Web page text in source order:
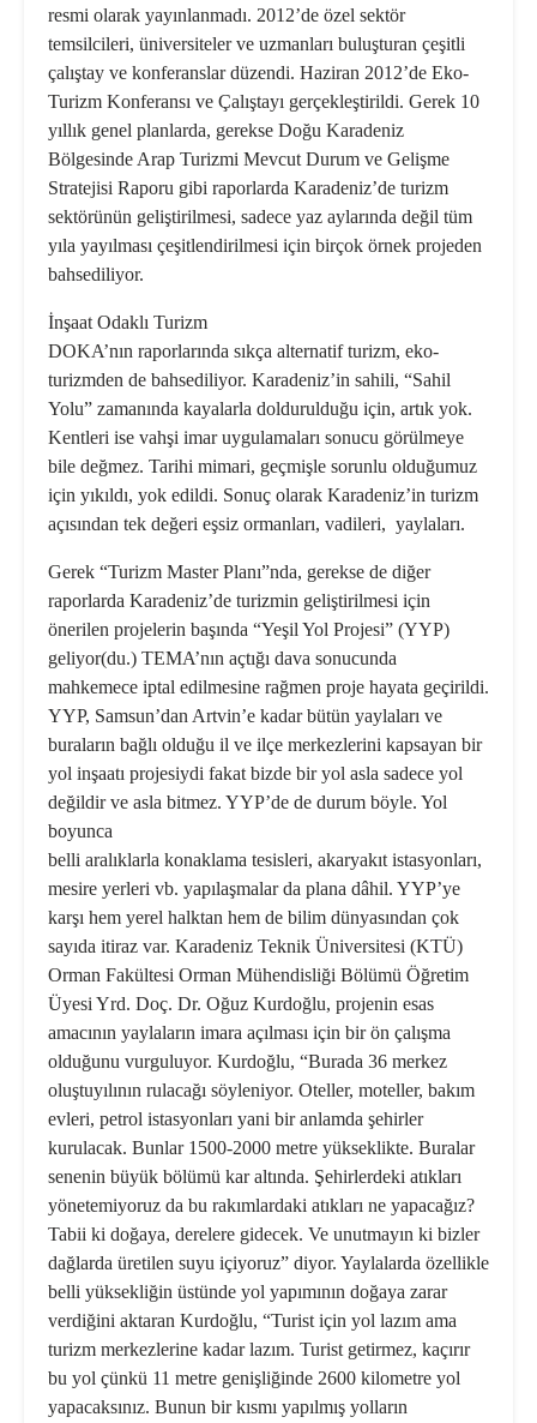
resmi olarak yayınlanmadı. 2012’de özel sektör
temsilcileri, üniversiteler ve uzmanları buluşturan çeşitli
çalıştay ve konferanslar düzendi. Haziran 2012’de Eko-
Turizm Konferansı ve Çalıştayı gerçekleştirildi. Gerek 10
yıllık genel planlarda, gerekse Doğu Karadeniz
Bölgesinde Arap Turizmi Mevcut Durum ve Gelişme
Stratejisi Raporu gibi raporlarda Karadeniz’de turizm
sektörünün geliştirilmesi, sadece yaz aylarında değil tüm
yıla yayılması çeşitlendirilmesi için birçok örnek projeden
bahsediliyor.
İnşaat Odaklı Turizm
DOKA’nın raporlarında sıkça alternatif turizm, eko-
turizmden de bahsediliyor. Karadeniz’in sahili, “Sahil
Yolu” zamanında kayalarla doldurulduğu için, artık yok.
Kentleri ise vahşi imar uygulamaları sonucu görülmeye
bile değmez. Tarihi mimari, geçmişle sorunlu olduğumuz
için yıkıldı, yok edildi. Sonuç olarak Karadeniz’in turizm
açısından tek değeri eşsiz ormanları, vadileri, yaylaları.
Gerek “Turizm Master Planı”nda, gerekse de diğer
raporlarda Karadeniz’de turizmin geliştirilmesi için
önerilen projelerin başında “Yeşil Yol Projesi” (YYP)
geliyor(du.) TEMA’nın açtığı dava sonucunda
mahkemece iptal edilmesine rağmen proje hayata geçirildi.
YYP, Samsun’dan Artvin’e kadar bütün yaylaları ve
buraların bağlı olduğu il ve ilçe merkezlerini kapsayan bir
yol inşaatı projesiydi fakat bizde bir yol asla sadece yol
değildir ve asla bitmez. YYP’de de durum böyle. Yol
boyunca
belli aralıklarla konaklama tesisleri, akaryakıt istasyonları,
mesire yerleri vb. yapılaşmalar da plana dâhil. YYP’ye
karşı hem yerel halktan hem de bilim dünyasından çok
sayıda itiraz var. Karadeniz Teknik Üniversitesi (KTÜ)
Orman Fakültesi Orman Mühendisliği Bölümü Öğretim
Üyesi Yrd. Doç. Dr. Oğuz Kurdoğlu, projenin esas
amacının yaylaların imara açılması için bir ön çalışma
olduğunu vurguluyor. Kurdoğlu, “Burada 36 merkez
oluştuyılının rulacağı söyleniyor. Oteller, moteller, bakım
evleri, petrol istasyonları yani bir anlamda şehirler
kurulacak. Bunlar 1500-2000 metre yükseklikte. Buralar
senenin büyük bölümü kar altında. Şehirlerdeki atıkları
yönetemiyoruz da bu rakımlardaki atıkları ne yapacağız?
Tabii ki doğaya, derelere gidecek. Ve unutmayın ki bizler
dağlarda üretilen suyu içiyoruz” diyor. Yaylalarda özellikle
belli yüksekliğin üstünde yol yapımının doğaya zarar
verdiğini aktaran Kurdoğlu, “Turist için yol lazım ama
turizm merkezlerine kadar lazım. Turist getirmez, kaçırır
bu yol çünkü 11 metre genişliğinde 2600 kilometre yol
yapacaksınız. Bunun bir kısmı yapılmış yolların